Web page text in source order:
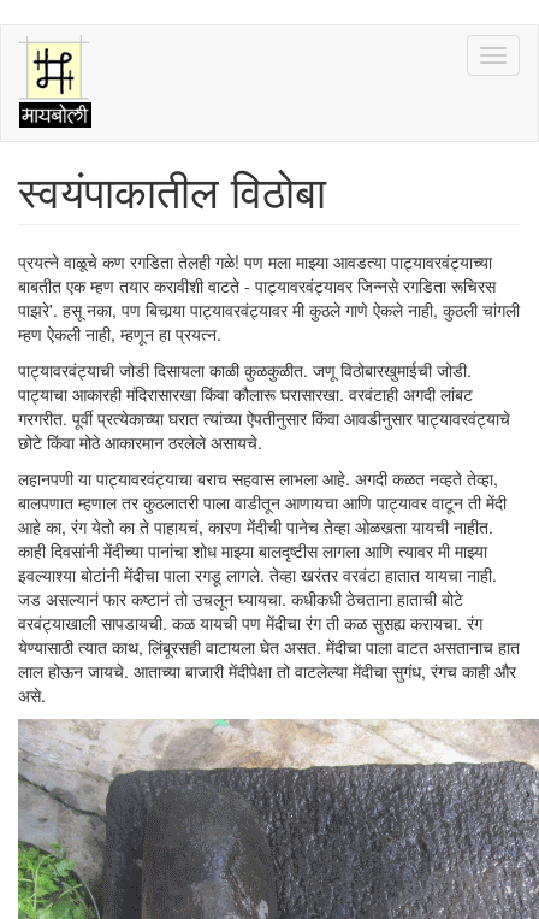
Skip
main
content
स्वयंपाकातील विठोबा
प्रयत्ने वाळूचे कण रगडिता तेलही गळे! पण मला माझ्या आवडत्या पाट्यावरवंट्याच्या
बाबतीत एक म्हण तयार करावीशी वाटते - पाट्यावरवंट्यावर जिन्नसे रगडिता रूचिरस
पाझरे'. हसू नका, पण बिचार्‍या पाट्यावरवंट्यावर मी कुठले गाणे ऐकले नाही, कुठली चांगली
म्हण ऐकली नाही, म्हणून हा प्रयत्न.
पाट्यावरवंट्याची जोडी दिसायला काळी कुळकुळीत. जणू विठोबारखुमाईची जोडी.
पाट्याचा आकारही मंदिरासारखा किंवा कौलारू घरासारखा. वरवंटाही अगदी लांबट
गरगरीत. पूर्वी प्रत्येकाच्या घरात त्यांच्या ऐपतीनुसार किंवा आवडीनुसार पाट्यावरवंट्याचे
छोटे किंवा मोठे आकारमान ठरलेले असायचे.
लहानपणी या पाट्यावरवंट्याचा बराच सहवास लाभला आहे. अगदी कळत नव्हते तेव्हा,
बालपणात म्हणाल तर कुठलातरी पाला वाडीतून आणायचा आणि पाट्यावर वाटून ती मेंदी
आहे का, रंग येतो का ते पाहायचं, कारण मेंदीची पानेच तेव्हा ओळखता यायची नाहीत.
काही दिवसांनी मेंदीच्या पानांचा शोध माझ्या बालदृष्टीस लागला आणि त्यावर मी माझ्या
इवल्याश्या बोटांनी मेंदीचा पाला रगडू लागले. तेव्हा खरंतर वरवंटा हातात यायचा नाही.
जड असल्यानं फार कष्टानं तो उचलून घ्यायचा. कधीकधी ठेचताना हाताची बोटे
वरवंट्याखाली सापडायची. कळ यायची पण मेंदीचा रंग ती कळ सुसह्य करायचा. रंग
येण्यासाठी त्यात काथ, लिंबूरसही वाटायला घेत असत. मेंदीचा पाला वाटत असतानाच हात
लाल होऊन जायचे. आताच्या बाजारी मेंदीपेक्षा तो वाटलेल्या मेंदीचा सुगंध, रंगच काही और
असे.